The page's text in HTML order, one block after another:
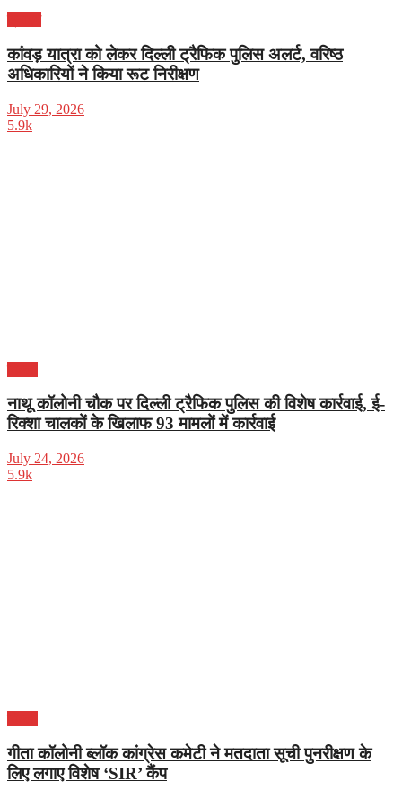
कांवड़ यात्रा को लेकर दिल्ली ट्रैफिक पुलिस अलर्ट, वरिष्ठ
अधिकारियों ने किया रूट निरीक्षण
July 29, 2026
5.9k
नाथू कॉलोनी चौक पर दिल्ली ट्रैफिक पुलिस की विशेष कार्रवाई, ई-
रिक्शा चालकों के खिलाफ 93 मामलों में कार्रवाई
July 24, 2026
5.9k
गीता कॉलोनी ब्लॉक कांग्रेस कमेटी ने मतदाता सूची पुनरीक्षण के
लिए लगाए विशेष ‘SIR’ कैंप